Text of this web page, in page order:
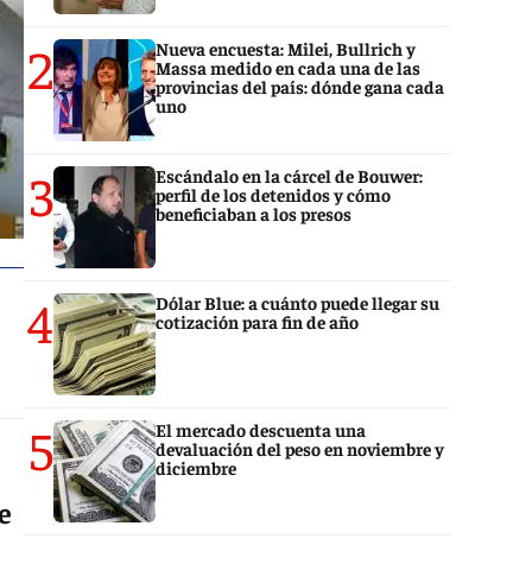
2
Nueva encuesta: Milei, Bullrich y
Massa medido en cada una de las
provincias del país: dónde gana cada
uno
3
Escándalo en la cárcel de Bouwer:
perfil de los detenidos y cómo
beneficiaban a los presos
4
Dólar Blue: a cuánto puede llegar su
cotización para fin de año
5
El mercado descuenta una
devaluación del peso en noviembre y
diciembre